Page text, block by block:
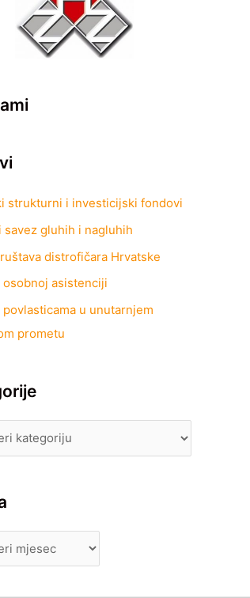
strukturni i investicijski fondovi
savez gluhih i nagluhih
distrofičara Hrvatske
osobnoj asistenciji
povlasticama u unutarnjem
prometu